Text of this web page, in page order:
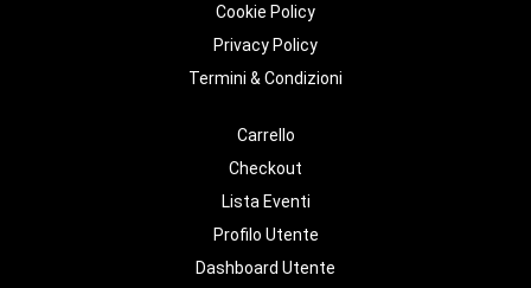
Cookie Policy
Privacy Policy
Termini & Condizioni
Carrello
Checkout
Lista Eventi
Profilo Utente
Dashboard Utente